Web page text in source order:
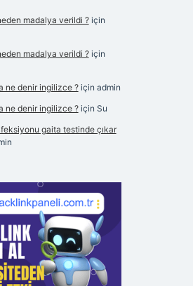
madalya verildi ?için
madalya verildi ?için
ne denir ingilizce ?için admin
ne denir ingilizce ?için Su
gaita testinde çıkar